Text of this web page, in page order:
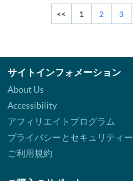
<< 1 2 3
サイトインフォメーション
About Us
Accessibility
アフィリエイトプログラム
プライバシーとセキュリティー
ご利用規約